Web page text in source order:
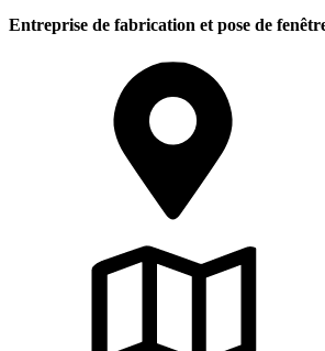
Entreprise de fabrication et pose de